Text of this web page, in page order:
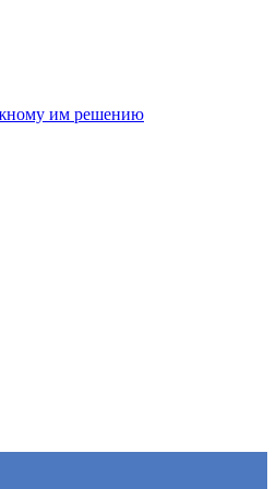
им решению